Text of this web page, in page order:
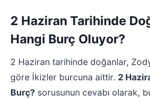
2 Haziran Tarihinde
Hangi Burç Oluyor?
2 Haziran tarihinde doğanlar,
göre İkizler burcuna aittir. 2
Burç? sorusunun cevabı olarak,